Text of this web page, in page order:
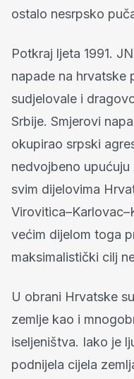
ostalo nesrpsko
Potkraj ljeta 1991.
napade na hrvatske
sudjelovale i
Srbije. Smjerovi
okupirao srpski
nedvojbeno upućuju
svim dijelovima
većim dijelom toga
maksimalistički cilj
U obrani Hrvatske
zemlje kao i
iseljeništva. Iako je
podnijela cijela